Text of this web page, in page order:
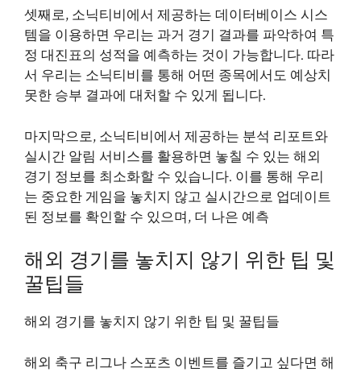
셋째로, 소닉티비에서 제공하는 데이터베이스 시스
템을 이용하면 우리는 과거 경기 결과를 파악하여 특
정 대진표의 성적을 예측하는 것이 가능합니다. 따라
서 우리는 소닉티비를 통해 어떤 종목에서도 예상치
못한 승부 결과에 대처할 수 있게 됩니다.
마지막으로, 소닉티비에서 제공하는 분석 리포트와
실시간 알림 서비스를 활용하면 놓칠 수 있는 해외
경기 정보를 최소화할 수 있습니다. 이를 통해 우리
는 중요한 게임을 놓치지 않고 실시간으로 업데이트
된 정보를 확인할 수 있으며, 더 나은 예측
해외 경기를 놓치지 않기 위한 팁 및
꿀팁들
해외 경기를 놓치지 않기 위한 팁 및 꿀팁들
해외 축구 리그나 스포츠 이벤트를 즐기고 싶다면 해